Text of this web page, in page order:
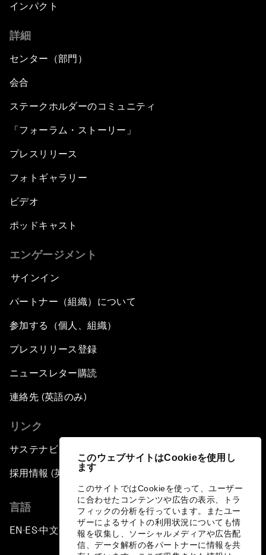
このウェブサイトはCookieを使用し
ます
このサイトではCookieを使って、ユーザー
に合わせたコンテンツや広告の表示、トラ
フィックの分析を行っています。またユー
ザーによるサイトの利用状況についても情
報を収集し、ソーシャルメディアや広告配
信、データ解析の各パートナーに情報を共
インパクト
詳細
センター（部門）
会合
ステークホルダーのコミュニティ
「フォーラム・ストーリー」
プレスリリース
フォトギャラリー
ビデオ
ポッドキャスト
エンゲージメント
サインイン
パートナー（組織）について
参加する（個人、組織）
プレスリリース登録
ニュースレター購読
連絡先 (英語のみ)
リンク
サステナビリティへの取り組み
採用情報 (英語のみ)
言語
EN ▪ ES▪中文▪ 日本語